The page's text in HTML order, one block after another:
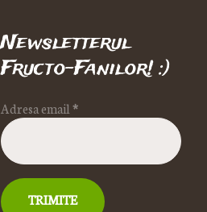
Newsletterul
Fructo-Fanilor! :)
Adresa email *